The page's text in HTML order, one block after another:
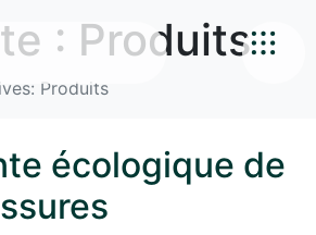
: Produits
Produits
écologique de